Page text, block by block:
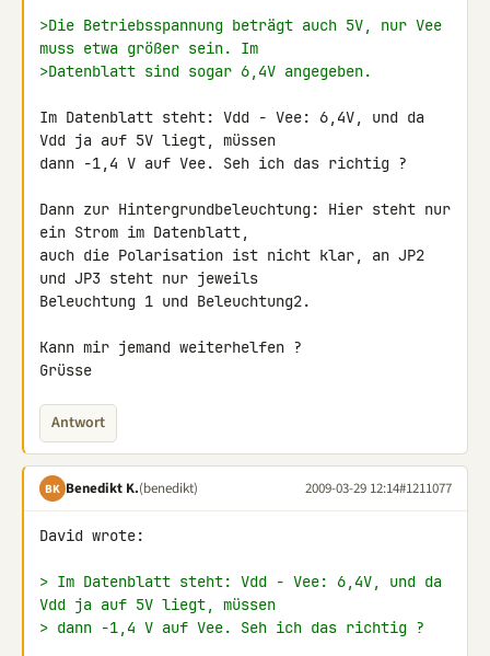
>Die Betriebsspannung beträgt auch 5V, nur Vee
muss etwa größer sein. Im
>Datenblatt sind sogar 6,4V angegeben.
Im Datenblatt steht: Vdd - Vee: 6,4V, und da
Vdd ja auf 5V liegt, müssen
dann -1,4 V auf Vee. Seh ich das richtig ?
Dann zur Hintergrundbeleuchtung: Hier steht nur
ein Strom im Datenblatt,
auch die Polarisation ist nicht klar, an JP2
und JP3 steht nur jeweils
Beleuchtung 1 und Beleuchtung2.
Kann mir jemand weiterhelfen ?
Grüsse
Antwort
BK Benedikt K.(benedikt) 2009-03-29 12:14#1211077
David wrote:
> Im Datenblatt steht: Vdd - Vee: 6,4V, und da
Vdd ja auf 5V liegt, müssen
> dann -1,4 V auf Vee. Seh ich das richtig ?